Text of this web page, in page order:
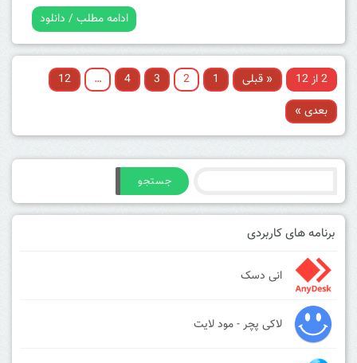
ادامه مطلب / دانلود
2 از 12 « قبلی 1
2
3
4
…
12
بعدی »
جستجو
برنامه های کاربردی
انی دسک
لاکی پچر - مود لایت